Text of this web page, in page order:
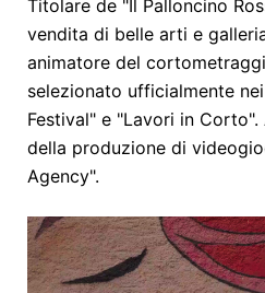
Titolare de "Il Palloncino
vendita di belle arti e
animatore del
selezionato ufficialmente
Festival" e "Lavori in
della produzione di
Agency".